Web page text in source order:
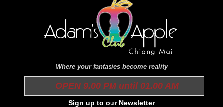
Where your fantasies become reality
OPEN 9.00 PM until 01.00 AM
Sign up to our Newsletter